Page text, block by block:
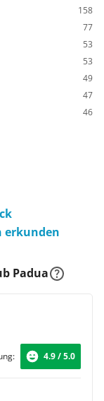
158
77
53
53
49
47
46
erkunden
Padua
4.9 / 5.0